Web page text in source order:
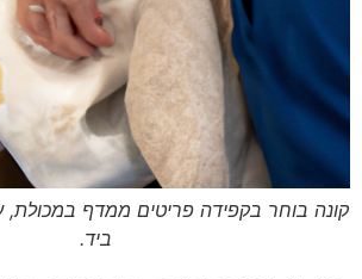
קונה בוחר בקפידה פריטים ממדף
ביד.